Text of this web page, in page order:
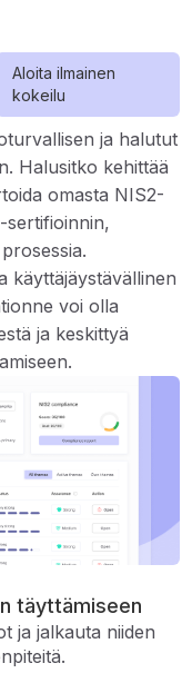
Aloita ilmainen
kokeilu
ja halutut
Halusitko kehittää
omasta NIS2-
sertifioinnin,
käyttäjäystävällinen
voi olla
ja keskittyä
täyttämiseen
ja jalkauta niiden